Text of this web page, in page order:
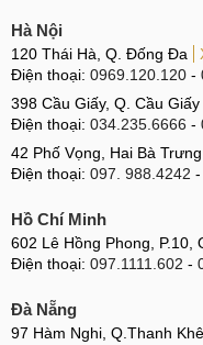
15 Pro bị kênh lên.
iPhone 15 Pro tắt
Pin. Đây là hiện
iPhone 15 Pro
lag, hiệu suất giảm rõ
Pin iPhone 15 Pro có
tác động trong quá
biến nhất gồm:
Hà Nội
120 Thái Hà, Q. Đống Đa
Điện thoại: 0969.120.120 -
398 Cầu Giấy, Q. Cầu Giấy
Điện thoại: 034.235.6666 -
42 Phố Vọng, Hai Bà Trưng
Điện thoại: 097. 988.4242 -
Hồ Chí Minh
602 Lê Hồng Phong, P.10,
Điện thoại: 097.1111.602 -
Đà Nẵng
97 Hàm Nghi, Q.Thanh Khê